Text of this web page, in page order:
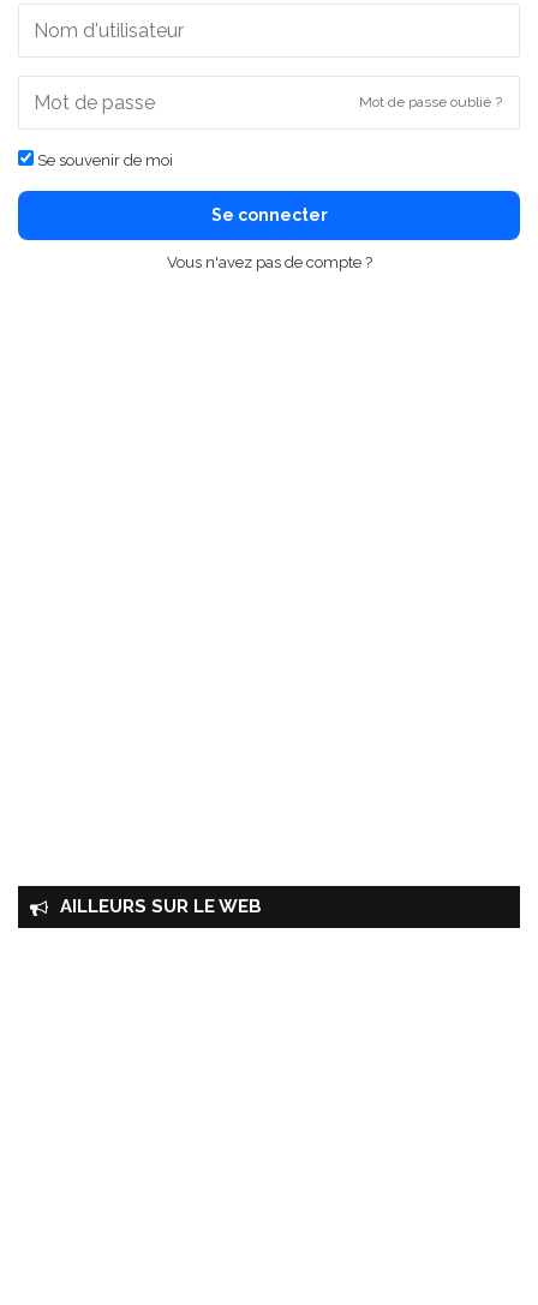
Mot de passe oublié ?
Se souvenir de moi
Se connecter
Vous n'avez pas de compte ?
AILLEURS SUR LE WEB